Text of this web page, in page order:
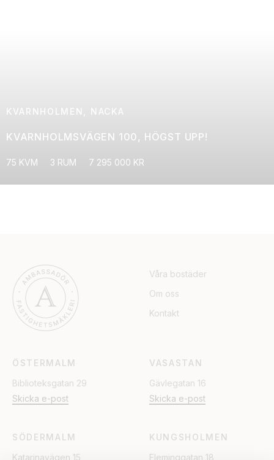
KVARNHOLMEN, NACKA
KVARNHOLMSVÄGEN 100, HÖGST UPP!
75 KVM 3 RUM 7 295 000 KR
Våra bostäder
Om oss
Kontakt
ÖSTERMALM
Biblioteksgatan 29
Skicka e-post
VASASTAN
Gävlegatan 16
Skicka e-post
SÖDERMALM
Katarinavägen 15
KUNGSHOLMEN
Fleminggatan 18